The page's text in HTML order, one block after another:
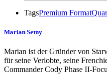
TagsPremium Format
Marian Setny
Marian ist der Gründer von
für seine Verlobte, seine
Commander Cody Phase II-